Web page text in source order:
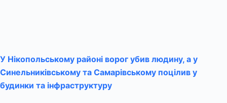
У Нікопольському районі ворог убив людину, а у
Синельниківському та Самарівському поцілив у
будинки та інфраструктуру